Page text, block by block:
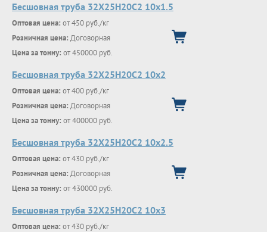
Бесшовная труба 32Х25Н20С2 10х1.5
Оптовая цена: от 450 руб./кг
Розничная цена: Договорная
Цена за тонну: от 450000 руб.
Бесшовная труба 32Х25Н20С2 10х2
Оптовая цена: от 400 руб./кг
Розничная цена: Договорная
Цена за тонну: от 400000 руб.
Бесшовная труба 32Х25Н20С2 10х2.5
Оптовая цена: от 430 руб./кг
Розничная цена: Договорная
Цена за тонну: от 430000 руб.
Бесшовная труба 32Х25Н20С2 10х3
Оптовая цена: от 430 руб./кг